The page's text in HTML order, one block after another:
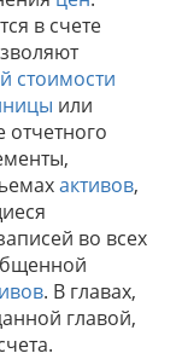
в счете
стоимости
или
отчетного
активов,
во всех
. В главах,
главой,